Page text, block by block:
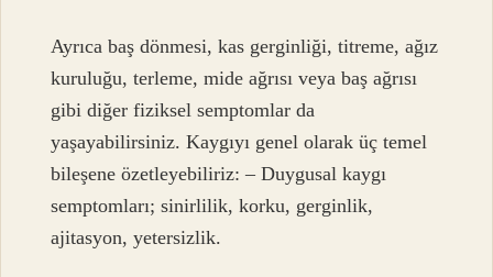
Ayrıca baş dönmesi, kas gerginliği, titreme, ağız
kuruluğu, terleme, mide ağrısı veya baş ağrısı
gibi diğer fiziksel semptomlar da
yaşayabilirsiniz. Kaygıyı genel olarak üç temel
bileşene özetleyebiliriz: – Duygusal kaygı
semptomları; sinirlilik, korku, gerginlik,
ajitasyon, yetersizlik.